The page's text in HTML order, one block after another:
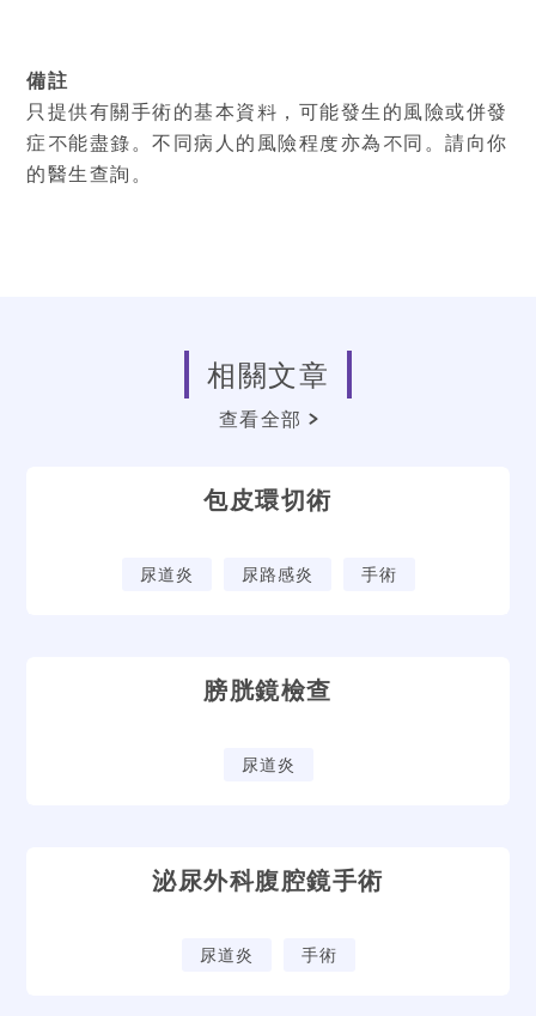
備註
只提供有關手術的基本資料，可能發生的風險或併發
症不能盡錄。不同病人的風險程度亦為不同。請向你
的醫生查詢。
相關文章
查看全部
包皮環切術
尿道炎 尿路感炎 手術
膀胱鏡檢查
尿道炎
泌尿外科腹腔鏡手術
尿道炎 手術